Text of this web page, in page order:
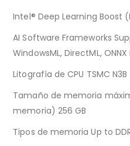
Intel® Deep Learning Boost
AI Software Frameworks
WindowsML, DirectML, ONNX
Litografía de CPU TSMC N3B
Tamaño de memoria
memoria) 256 GB
Tipos de memoria Up to